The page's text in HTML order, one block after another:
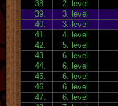
38.
2. level
39.
3. level
40.
3. level
41.
4. level
42.
5. level
43.
6. level
44.
6. level
45.
6. level
46.
6. level
47.
6. level